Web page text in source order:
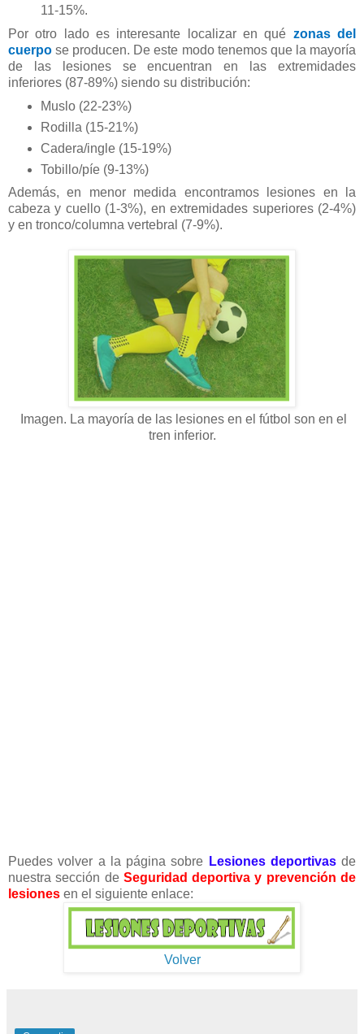
11-15%.
Por otro lado es interesante localizar en qué zonas del
cuerpo se producen. De este modo tenemos que la mayoría
de las lesiones se encuentran en las extremidades
inferiores (87-89%) siendo su distribución:
Muslo (22-23%)
Rodilla (15-21%)
Cadera/ingle (15-19%)
Tobillo/píe (9-13%)
Además, en menor medida encontramos lesiones en la
cabeza y cuello (1-3%), en extremidades superiores (2-4%)
y en tronco/columna vertebral (7-9%).
Imagen. La mayoría de las lesiones en el fútbol son en el
tren inferior.
Puedes volver a la página sobre Lesiones deportivas de
nuestra sección de Seguridad deportiva y prevención de
lesiones en el siguiente enlace:
Volver